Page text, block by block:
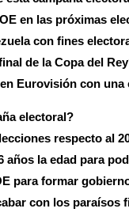
en las próximas
con fines
de la Copa del
Eurovisión con una
electoral?
respecto al
años la edad para
para formar
con los paraísos